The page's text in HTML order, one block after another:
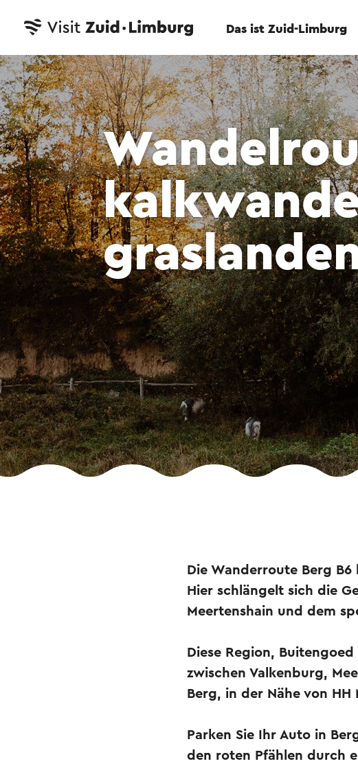
Das ist Zuid-Limburg
Die Wanderroute Berg
Hier schlängelt sich die
Meertenshain und dem
Diese Region,
zwischen Valkenburg,
Berg, in der Nähe von
Parken Sie Ihr Auto in
den roten Pfählen durch